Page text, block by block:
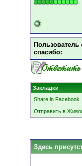
Пользователь
cпасибо:
Закладки
Share in Facebook
Отправить в
Здесь